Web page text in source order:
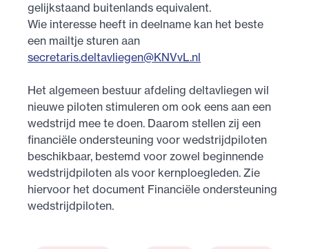
gelijkstaand buitenlands equivalent.
Wie interesse heeft in deelname kan het beste
een mailtje sturen aan
secretaris.deltavliegen@KNVvL.nl
Het algemeen bestuur afdeling deltavliegen wil
nieuwe piloten stimuleren om ook eens aan een
wedstrijd mee te doen. Daarom stellen zij een
financiële ondersteuning voor wedstrijdpiloten
beschikbaar, bestemd voor zowel beginnende
wedstrijdpiloten als voor kernploegleden. Zie
hiervoor het document Financiële ondersteuning
wedstrijdpiloten.